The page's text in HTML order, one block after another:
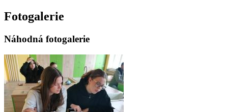
Fotogalerie
Náhodná fotogalerie